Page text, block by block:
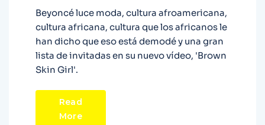
Beyoncé luce moda, cultura afroamericana,
cultura africana, cultura que los africanos le
han dicho que eso está demodé y una gran
lista de invitadas en su nuevo vídeo, 'Brown
Skin Girl'.
Read
More